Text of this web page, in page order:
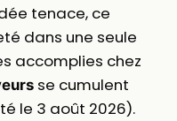
tenace, ce
dans une seule
accomplies chez
se cumulent
le 3 août 2026).